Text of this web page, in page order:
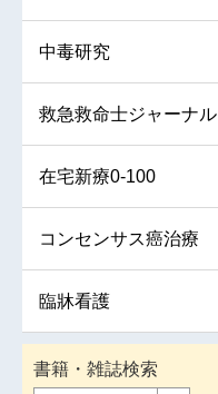
中毒研究
救急救命士ジャーナル
在宅新療0-100
コンセンサス癌治療
臨牀看護
書籍・雑誌検索